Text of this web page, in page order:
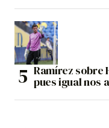
Ramírez sobre
pues igual nos